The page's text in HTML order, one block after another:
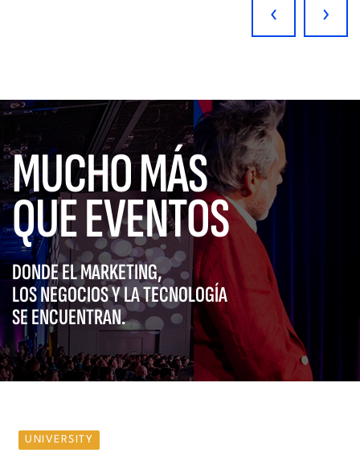
‹ ›
MUCHO MÁS
QUE EVENTOS
DONDE EL MARKETING,
LOS NEGOCIOS Y LA TECNOLOGÍA
SE ENCUENTRAN.
UNIVERSITY